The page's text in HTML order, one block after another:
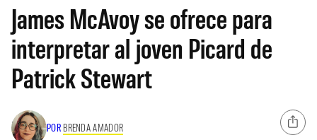
James McAvoy se ofrece para
interpretar al joven Picard de
Patrick Stewart
POR BRENDA AMADOR